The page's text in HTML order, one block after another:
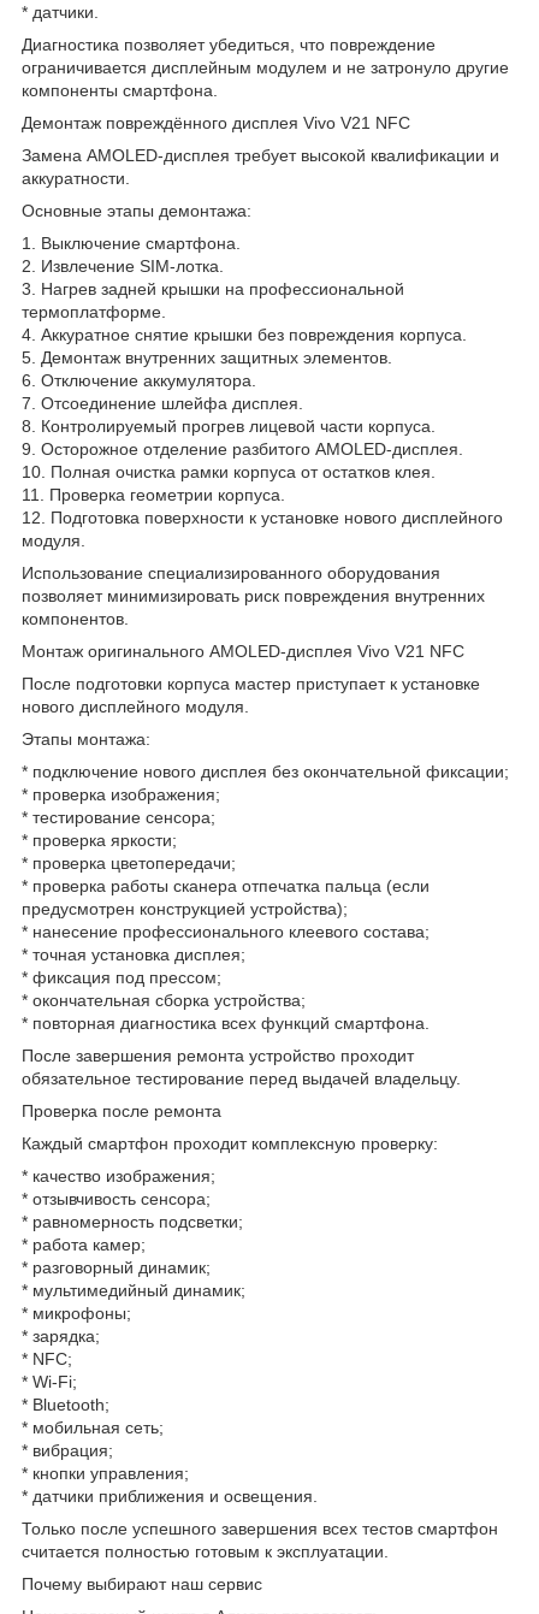
* датчики.
Диагностика позволяет убедиться, что повреждение
ограничивается дисплейным модулем и не затронуло другие
компоненты смартфона.
Демонтаж повреждённого дисплея Vivo V21 NFC
Замена AMOLED-дисплея требует высокой квалификации и
аккуратности.
Основные этапы демонтажа:
1. Выключение смартфона.
2. Извлечение SIM-лотка.
3. Нагрев задней крышки на профессиональной
термоплатформе.
4. Аккуратное снятие крышки без повреждения корпуса.
5. Демонтаж внутренних защитных элементов.
6. Отключение аккумулятора.
7. Отсоединение шлейфа дисплея.
8. Контролируемый прогрев лицевой части корпуса.
9. Осторожное отделение разбитого AMOLED-дисплея.
10. Полная очистка рамки корпуса от остатков клея.
11. Проверка геометрии корпуса.
12. Подготовка поверхности к установке нового дисплейного
модуля.
Использование специализированного оборудования
позволяет минимизировать риск повреждения внутренних
компонентов.
Монтаж оригинального AMOLED-дисплея Vivo V21 NFC
После подготовки корпуса мастер приступает к установке
нового дисплейного модуля.
Этапы монтажа:
* подключение нового дисплея без окончательной фиксации;
* проверка изображения;
* тестирование сенсора;
* проверка яркости;
* проверка цветопередачи;
* проверка работы сканера отпечатка пальца (если
предусмотрен конструкцией устройства);
* нанесение профессионального клеевого состава;
* точная установка дисплея;
* фиксация под прессом;
* окончательная сборка устройства;
* повторная диагностика всех функций смартфона.
После завершения ремонта устройство проходит
обязательное тестирование перед выдачей владельцу.
Проверка после ремонта
Каждый смартфон проходит комплексную проверку:
* качество изображения;
* отзывчивость сенсора;
* равномерность подсветки;
* работа камер;
* разговорный динамик;
* мультимедийный динамик;
* микрофоны;
* зарядка;
* NFC;
* Wi-Fi;
* Bluetooth;
* мобильная сеть;
* вибрация;
* кнопки управления;
* датчики приближения и освещения.
Только после успешного завершения всех тестов смартфон
считается полностью готовым к эксплуатации.
Почему выбирают наш сервис